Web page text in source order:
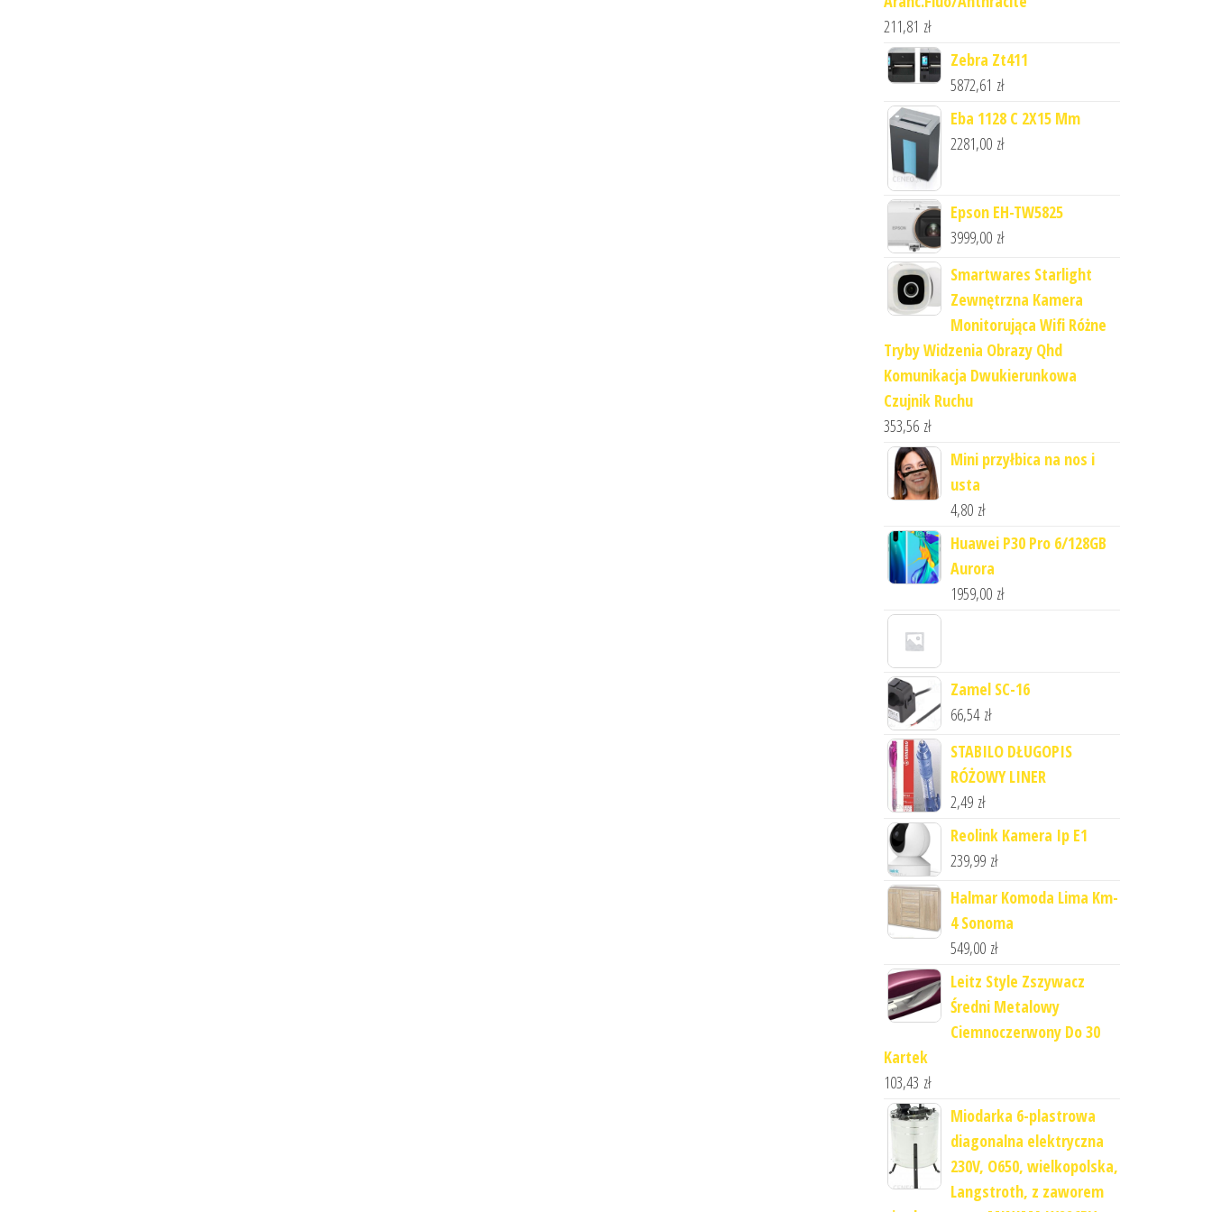
211,81 zł
Zebra Zt411
5872,61 zł
Eba 1128 C 2X15 Mm
2281,00 zł
Epson EH-TW5825
3999,00 zł
Smartwares Starlight
Zewnętrzna Kamera
Monitorująca Wifi Różne
Tryby Widzenia Obrazy Qhd
Komunikacja Dwukierunkowa
Czujnik Ruchu
353,56 zł
Mini przyłbica na nos i
usta
4,80 zł
Huawei P30 Pro 6/128GB
Aurora
1959,00 zł
Zamel SC-16
66,54 zł
STABILO DŁUGOPIS
RÓŻOWY LINER
2,49 zł
Reolink Kamera Ip E1
239,99 zł
Halmar Komoda Lima Km-
4 Sonoma
549,00 zł
Leitz Style Zszywacz
Średni Metalowy
Ciemnoczerwony Do 30
Kartek
103,43 zł
Miodarka 6-plastrowa
diagonalna elektryczna
230V, O650, wielkopolska,
Langstroth, z zaworem